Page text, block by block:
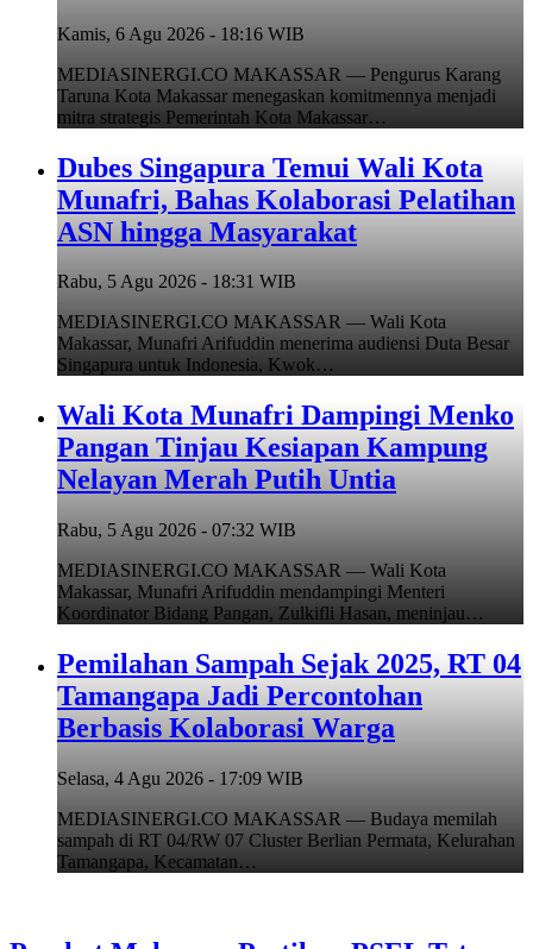
Kamis, 6 Agu 2026 - 18:16 WIB
MEDIASINERGI.CO MAKASSAR — Pengurus Karang
Taruna Kota Makassar menegaskan komitmennya menjadi
mitra strategis Pemerintah Kota Makassar…
Dubes Singapura Temui Wali Kota
Munafri, Bahas Kolaborasi Pelatihan
ASN hingga Masyarakat
Rabu, 5 Agu 2026 - 18:31 WIB
MEDIASINERGI.CO MAKASSAR — Wali Kota
Makassar, Munafri Arifuddin menerima audiensi Duta Besar
Singapura untuk Indonesia, Kwok…
Wali Kota Munafri Dampingi Menko
Pangan Tinjau Kesiapan Kampung
Nelayan Merah Putih Untia
Rabu, 5 Agu 2026 - 07:32 WIB
MEDIASINERGI.CO MAKASSAR — Wali Kota
Makassar, Munafri Arifuddin mendampingi Menteri
Koordinator Bidang Pangan, Zulkifli Hasan, meninjau…
Pemilahan Sampah Sejak 2025, RT 04
Tamangapa Jadi Percontohan
Berbasis Kolaborasi Warga
Selasa, 4 Agu 2026 - 17:09 WIB
MEDIASINERGI.CO MAKASSAR — Budaya memilah
sampah di RT 04/RW 07 Cluster Berlian Permata, Kelurahan
Tamangapa, Kecamatan…